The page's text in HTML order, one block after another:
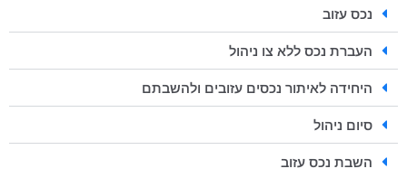
נכס עזוב
העברת נכס ללא צו ניהול
היחידה לאיתור נכסים עזובים ולהשבתם
סיום ניהול
השבת נכס עזוב